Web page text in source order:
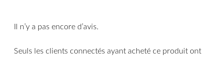
Il n’y a pas encore d’avis.
Seuls les clients connectés ayant acheté ce produit ont